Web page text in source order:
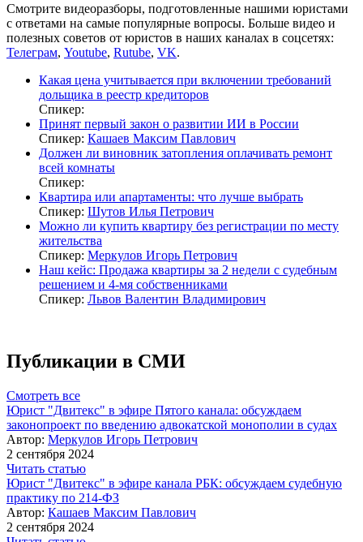
Смотрите видеоразборы, подготовленные нашими юристами
с ответами на самые популярные вопросы. Больше видео и
полезных советов от юристов в наших каналах в соцсетях:
Телеграм, Youtube, Rutube, VK.
Какая цена учитывается при включении требований
дольщика в реестр кредиторов
Спикер:
Принят первый закон о развитии ИИ в России
Спикер: Кашаев Максим Павлович
Должен ли виновник затопления оплачивать ремонт
всей комнаты
Спикер:
Квартира или апартаменты: что лучше выбрать
Спикер: Шутов Илья Петрович
Можно ли купить квартиру без регистрации по месту
жительства
Спикер: Меркулов Игорь Петрович
Наш кейс: Продажа квартиры за 2 недели с судебным
решением и 4-мя собственниками
Спикер: Львов Валентин Владимирович
Публикации в СМИ
Смотреть все
Юрист "Двитекс" в эфире Пятого канала: обсуждаем
законопроект по введению адвокатской монополии в судах
Автор: Меркулов Игорь Петрович
2 сентября 2024
Читать статью
Юрист "Двитекс" в эфире канала РБК: обсуждаем судебную
практику по 214-ФЗ
Автор: Кашаев Максим Павлович
2 сентября 2024